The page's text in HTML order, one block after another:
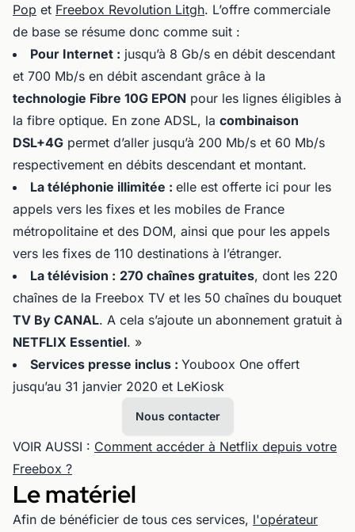
Pop et Freebox Revolution Litgh. L’offre commerciale
de base se résume donc comme suit :
Pour Internet : jusqu’à 8 Gb/s en débit descendant
et 700 Mb/s en débit ascendant grâce à la
technologie Fibre 10G EPON pour les lignes éligibles à
la fibre optique. En zone ADSL, la combinaison
DSL+4G permet d’aller jusqu’à 200 Mb/s et 60 Mb/s
respectivement en débits descendant et montant.
La téléphonie illimitée : elle est offerte ici pour les
appels vers les fixes et les mobiles de France
métropolitaine et des DOM, ainsi que pour les appels
vers les fixes de 110 destinations à l’étranger.
La télévision : 270 chaînes gratuites, dont les 220
chaînes de la Freebox TV et les 50 chaînes du bouquet
TV By CANAL. A cela s’ajoute un abonnement gratuit à
NETFLIX Essentiel. »
Services presse inclus : Youboox One offert
jusqu’au 31 janvier 2020 et LeKiosk
Nous contacter
VOIR AUSSI : Comment accéder à Netflix depuis votre
Freebox ?
Le matériel
Afin de bénéficier de tous ces services, l'opérateur